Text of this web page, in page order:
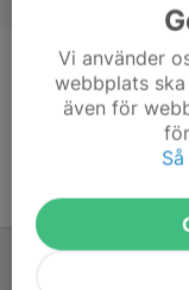
Position
Vi använder
webbplats
även för